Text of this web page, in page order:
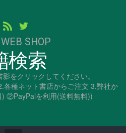
SHOP
検索
をクリックしてください。
各種ネット書店からご注文 3.弊社か
②PayPalを利用(送料無料))